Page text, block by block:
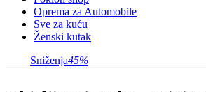
Oprema za Automobile
Sve za kuću
Ženski kutak
Sniženja45%